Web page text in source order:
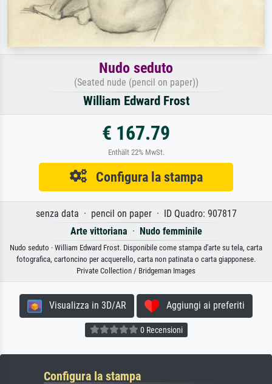
Nudo seduto
(Seated nude (pencil on paper))
William Edward Frost
€ 167.79
Enthält 22% MwSt.
Configura la stampa
senza data · pencil on paper · ID Quadro: 907817
Arte vittoriana · Nudo femminile
Nudo seduto · William Edward Frost. Disponibile come stampa d'arte su tela, carta
fotografica, cartoncino per acquerello, carta non patinata o carta giapponese.
Private Collection / Bridgeman Images
Visualizza in 3D/AR Aggiungi ai preferiti
0 Recensioni
Configura la stampa